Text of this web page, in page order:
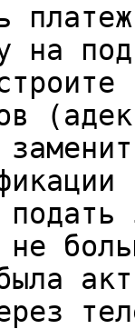
на
не